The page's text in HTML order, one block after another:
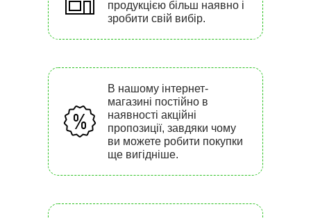
продукцією більш наявно і
зробити свій вибір.
В нашому інтернет-
магазині постійно в
наявності акційні
пропозиції, завдяки чому
ви можете робити покупки
ще вигідніше.